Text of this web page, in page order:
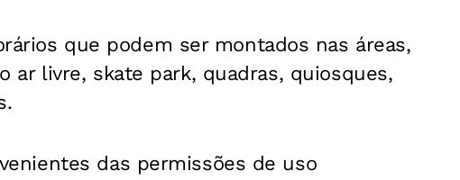
que podem ser montados nas áreas,
ar livre, skate park, quadras, quiosques,
das permissões de uso